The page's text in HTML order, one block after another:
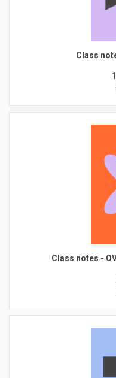
Class
Class notes -